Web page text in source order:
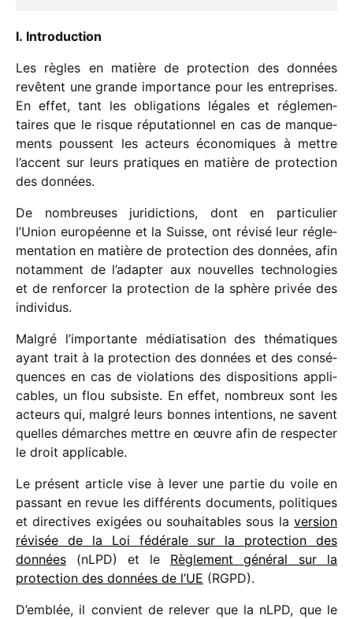
I. Introduction
Les règles en matière de protec­tion des données
revêtent une grande impor­tance pour les entre­prises.
En effet, tant les obli­ga­tions légales et régle­men­
taires que le risque répu­ta­tion­nel en cas de manque­
ments poussent les acteurs écono­miques à mettre
l’accent sur leurs pratiques en matière de protec­tion
des données.
De nombreuses juri­dic­tions, dont en parti­cu­lier
l’Union euro­péenne et la Suisse, ont révisé leur régle­
men­ta­tion en matière de protec­tion des données, afin
notam­ment de l’adapter aux nouvelles tech­no­lo­gies
et de renfor­cer la protec­tion de la sphère privée des
individus.
Malgré l’importante média­ti­sa­tion des théma­tiques
ayant trait à la protec­tion des données et des consé­
quences en cas de viola­tions des dispo­si­tions appli­
cables, un flou subsiste. En effet, nombreux sont les
acteurs qui, malgré leurs bonnes inten­tions, ne savent
quelles démarches mettre en œuvre afin de respec­ter
le droit applicable.
Le présent article vise à lever une partie du voile en
passant en revue les diffé­rents docu­ments, poli­tiques
et direc­tives exigées ou souhai­tables sous la version
révi­sée de la Loi fédé­rale sur la protec­tion des
données (nLPD) et le Règlement géné­ral sur la
protec­tion des données de l’UE (RGPD).
D’emblée, il convient de rele­ver que la nLPD, que le